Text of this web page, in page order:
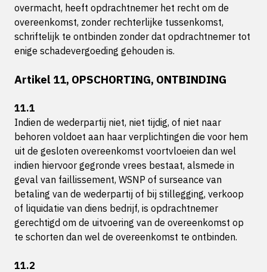
overmacht, heeft opdrachtnemer het recht om de
overeenkomst, zonder rechterlijke tussenkomst,
schriftelijk te ontbinden zonder dat opdrachtnemer tot
enige schadevergoeding gehouden is.
Artikel 11, OPSCHORTING, ONTBINDING
11.1
Indien de wederpartij niet, niet tijdig, of niet naar
behoren voldoet aan haar verplichtingen die voor hem
uit de gesloten overeenkomst voortvloeien dan wel
indien hiervoor gegronde vrees bestaat, alsmede in
geval van faillissement, WSNP of surseance van
betaling van de wederpartij of bij stillegging, verkoop
of liquidatie van diens bedrijf, is opdrachtnemer
gerechtigd om de uitvoering van de overeenkomst op
te schorten dan wel de overeenkomst te ontbinden.
11.2